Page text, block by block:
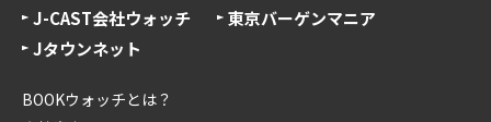
J-CAST会社ウォッチ
東京バーゲンマニア
Jタウンネット
BOOKウォッチとは？